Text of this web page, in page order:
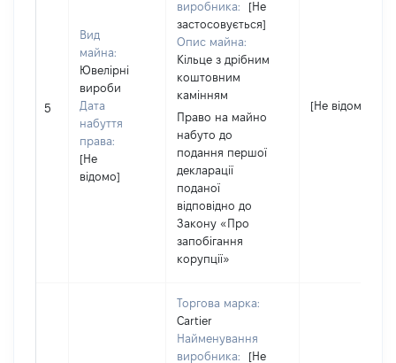
5
Вид
майна:
Ювелірні
вироби
Дата
набуття
права:
[Не
відомо]
виробника:
[Не
застосовується]
Опис майна:
Кільце з дрібним
коштовним
камінням
Право на майно
набуто до
подання першої
декларації
поданої
відповідно до
Закону «Про
запобігання
корупції»
[Не відомо]
Торгова марка:
Cartier
Найменування
виробника:
[Не